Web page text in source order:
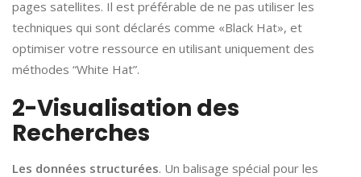
pages satellites. Il est préférable de ne pas utiliser les
techniques qui sont déclarés comme «Black Hat», et
optimiser votre ressource en utilisant uniquement des
méthodes “White Hat”.
2-Visualisation des
Recherches
Les données structurées. Un balisage spécial pour les